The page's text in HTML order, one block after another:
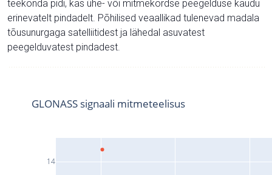
teekonda pidi, kas ühe- või mitmekordse peegelduse kaudu
erinevatelt pindadelt. Põhilised veaallikad tulenevad madala
tõusunurgaga satelliitidest ja lähedal asuvatest
peegelduvatest pindadest.
14
GLONASS signaali mitmeteelisus